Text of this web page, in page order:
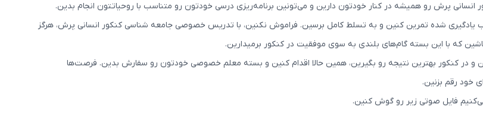
پرش رو همیشه در کنار خودتون دارین و می‌تونین برنامه‌ریزی درسی خودتون رو متناسب با روحیاتتون انجام بدین.
شده تمرین کنین و به تسلط کامل برسین. فراموش نکنین، با تدریس خصوصی جامعه شناسی کنکور انسانی پرش، هرگز
که با این بسته گام‌های بلندی به سوی موفقیت در کنکور برمیدارین.
و در کنکور بهترین نتیجه رو بگیرین، همین حالا اقدام کنین و بسته معلم خصوصی خودتون رو سفارش بدین. فرصت‌ها
خود رقم بزنین.
فایل صوتی زیر رو گوش کنین.